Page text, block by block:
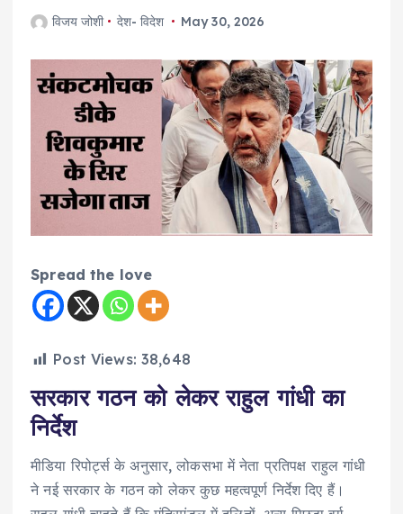
विजय जोशी देश- विदेश May 30, 2026
Spread the love
Post Views: 38,648
सरकार गठन को लेकर राहुल गांधी का
निर्देश
मीडिया रिपोर्ट्स के अनुसार, लोकसभा में नेता प्रतिपक्ष राहुल गांधी
ने नई सरकार के गठन को लेकर कुछ महत्वपूर्ण निर्देश दिए हैं।